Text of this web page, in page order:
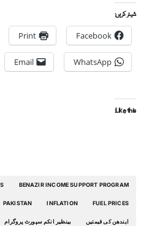
شیئر کریں:
Facebook
Print
WhatsApp
Email
Like this:
BENAZIR INCOME SUPPORT PROGRAM
FUEL PRICES
INFLATION
PAKISTAN
ایندھن کی قیمتیں بینظیر انکم سپورٹ پروگرام